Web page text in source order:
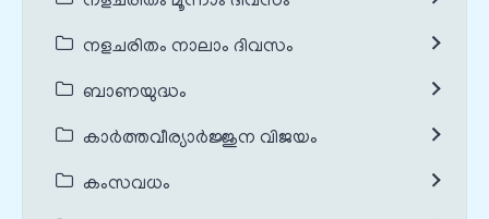
നളചരിതം നാലാം ദിവസം
ബാണയുദ്ധം
കാർത്തവീര്യാർജ്ജുന വിജയം
കംസവധം